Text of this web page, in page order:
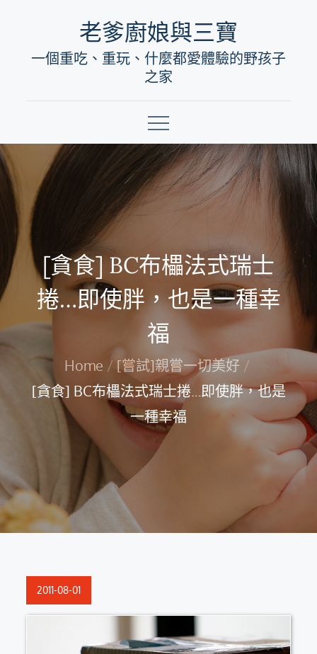
content
老爹廚娘與三寶
一個重吃、重玩、什麼都愛體驗的野孩子
之家
[貪食] BC布櫑法式瑞士
捲…即使胖，也是一種幸
福
Home
[嘗試]親嘗一切美好
[貪食] BC布櫑法式瑞士捲…即使胖，也是
一種幸福
Posted
on
2011-08-01